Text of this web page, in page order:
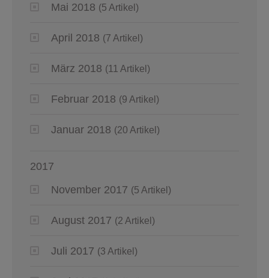
Mai 2018 (5 Artikel)
April 2018 (7 Artikel)
März 2018 (11 Artikel)
Februar 2018 (9 Artikel)
Januar 2018 (20 Artikel)
2017
November 2017 (5 Artikel)
August 2017 (2 Artikel)
Juli 2017 (3 Artikel)